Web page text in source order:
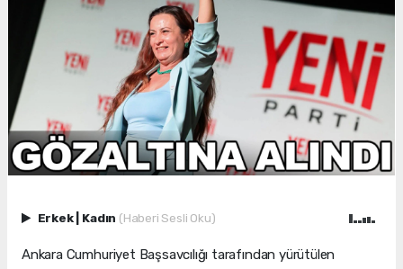
Erkek Kadın (Haberi Sesli Oku)
Ankara Cumhuriyet Başsavcılığı tarafından yürütülen